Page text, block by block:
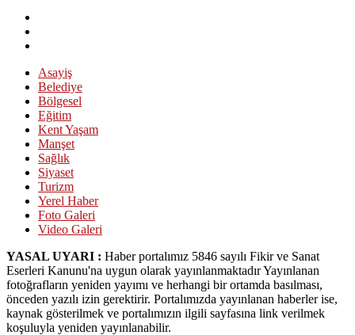
Asayiş
Belediye
Bölgesel
Eğitim
Kent Yaşam
Manşet
Sağlık
Siyaset
Turizm
Yerel Haber
Foto Galeri
Video Galeri
YASAL UYARI : Haber portalımız 5846 sayılı Fikir ve Sanat
Eserleri Kanunu'na uygun olarak yayınlanmaktadır Yayınlanan
fotoğrafların yeniden yayımı ve herhangi bir ortamda basılması,
önceden yazılı izin gerektirir. Portalımızda yayınlanan haberler ise,
kaynak gösterilmek ve portalımızın ilgili sayfasına link verilmek
koşuluyla yeniden yayınlanabilir.